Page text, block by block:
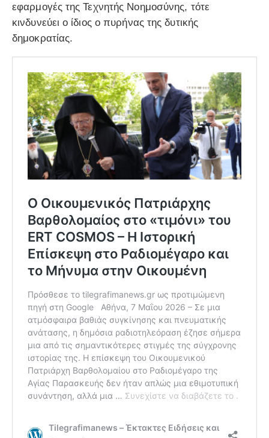
εφαρμογές της Τεχνητής Νοημοσύνης, τότε
κινδυνεύει ο ίδιος ο πυρήνας της δυτικής
δημοκρατίας.